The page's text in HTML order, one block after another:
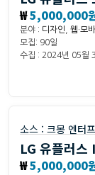
₩5,000,000
분야 : 디자인
웹·모
모집: 90일
수집 : 2024년 05월
소스 : 크몽 엔터
LG 유플러
₩5,000,000